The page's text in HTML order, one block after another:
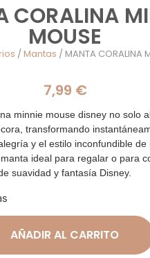
CORALINA
MOUSE
/Mantas / MANTA CORALINA
7,99 €
minnie mouse disney no solo
transformando
y el estilo inconfundible de
ideal para regalar o para
suavidad y fantasía Disney.
AÑADIR AL CARRITO